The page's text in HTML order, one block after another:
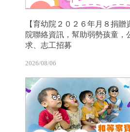
【育幼院２０２６年月８捐
院聯絡資訊，幫助弱勢孩童，
求、志工招募
2026/08/06